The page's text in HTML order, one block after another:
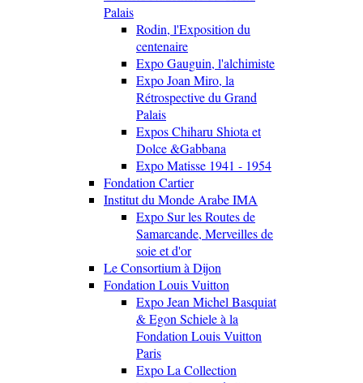
Palais
Rodin, l'Exposition du
centenaire
Expo Gauguin, l'alchimiste
Expo Joan Miro, la
Rétrospective du Grand
Palais
Expos Chiharu Shiota et
Dolce &Gabbana
Expo Matisse 1941 - 1954
Fondation Cartier
Institut du Monde Arabe IMA
Expo Sur les Routes de
Samarcande, Merveilles de
soie et d'or
Le Consortium à Dijon
Fondation Louis Vuitton
Expo Jean Michel Basquiat
& Egon Schiele à la
Fondation Louis Vuitton
Paris
Expo La Collection